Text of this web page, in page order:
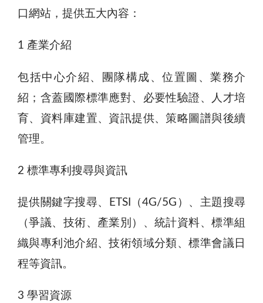
口網站，提供五大內容：
1 產業介紹
包括中心介紹、團隊構成、位置圖、業務介
紹；含蓋國際標準應對、必要性驗證、人才培
育、資料庫建置、資訊提供、策略圖譜與後續
管理。
2 標準專利搜尋與資訊
提供關鍵字搜尋、ETSI（4G/5G）、主題搜尋
（爭議、技術、產業別）、統計資料、標準組
織與專利池介紹、技術領域分類、標準會議日
程等資訊。
3 學習資源